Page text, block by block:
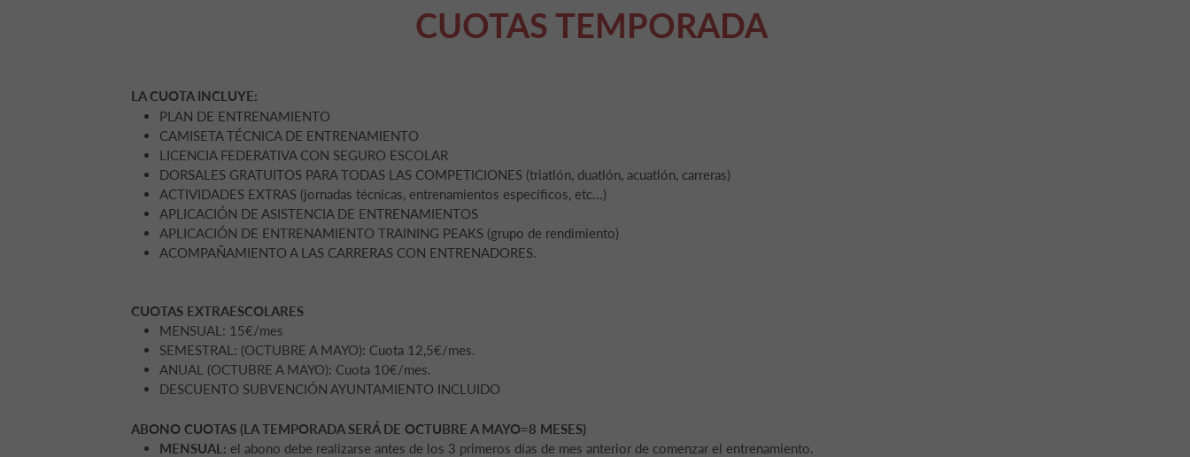
CUOTAS TEMPORADA
LA CUOTA INCLUYE:
PLAN DE ENTRENAMIENTO
CAMISETA TÉCNICA DE ENTRENAMIENTO
LICENCIA FEDERATIVA CON SEGURO ESCOLAR
DORSALES GRATUITOS PARA TODAS LAS COMPETICIONES (triatlón, duatlón, acuatlón, carreras)
ACTIVIDADES EXTRAS (jornadas técnicas, entrenamientos específicos, etc...)
APLICACIÓN DE ASISTENCIA DE ENTRENAMIENTOS
APLICACIÓN DE ENTRENAMIENTO TRAINING PEAKS (grupo de rendimiento)
ACOMPAÑAMIENTO A LAS CARRERAS CON ENTRENADORES.
CUOTAS EXTRAESCOLARES
MENSUAL: 15€/mes
SEMESTRAL: (OCTUBRE A MAYO): Cuota 12,5€/mes.
ANUAL (OCTUBRE A MAYO): Cuota 10€/mes.
DESCUENTO SUBVENCIÓN AYUNTAMIENTO INCLUIDO
ABONO CUOTAS (LA TEMPORADA SERÁ DE OCTUBRE A MAYO=8 MESES)
MENSUAL: el abono debe realizarse antes de los 3 primeros días de mes anterior de comenzar el entrenamiento.